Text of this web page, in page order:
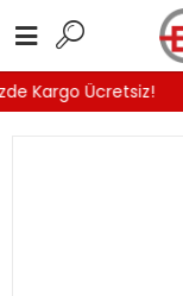
Kargo Ücretsiz!